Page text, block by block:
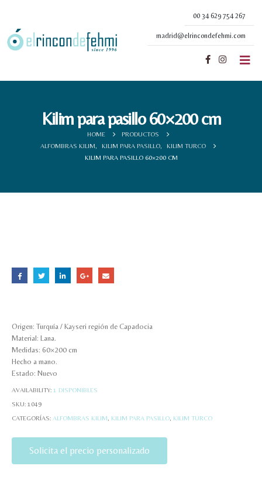
00 34 629 754 267
madrid@elrincondefehmi.com
Kilim para pasillo 60×200 cm
HOME
PRODUCTOS
ALFOMBRAS KILIM
KILIM PARA PASILLO,
KILIM TURCO
KILIM PARA PASILLO 60×200 CM
Origen: Turquía / Kayseri región de Capadocia
Material: Lana.
Medidas: 60×200 cm
Hecho a mano.
Estado: Nuevo
AVAILABILITY: 1 DISPONIBLES
SKU: 1049
CATEGORÍAS: ALFOMBRAS KILIM KILIM PARA PASILLO KILIM TURCO
Solicita el precio personalizado